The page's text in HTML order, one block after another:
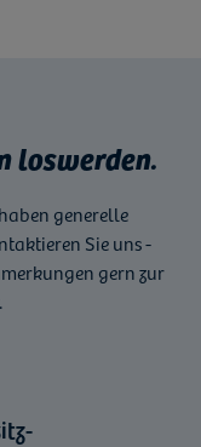
loswerden.
generelle
Sie uns -
gern zur